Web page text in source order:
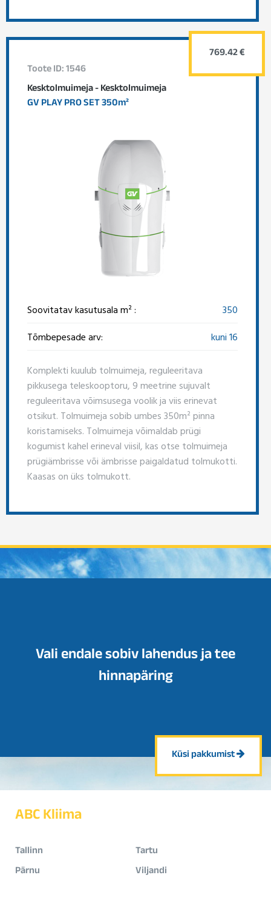
Toote ID: 1546
Kesktolmuimeja - Kesktolmuimeja
GV PLAY PRO SET 350m²
Soovitatav kasutusala m² :
350
Tõmbepesade arv:
kuni 16
Komplekti kuulub tolmuimeja, reguleeritava
pikkusega teleskooptoru, 9 meetrine sujuvalt
reguleeritava võimsusega voolik ja viis erinevat
otsikut. Tolmuimeja sobib umbes 350m² pinna
koristamiseks. Tolmuimeja võimaldab prügi
kogumist kahel erineval viisil, kas otse tolmuimeja
prügiämbrisse või ämbrisse paigaldatud tolmukotti.
Kaasas on üks tolmukott.
769.42 €
Vali endale sobiv lahendus ja tee
hinnapäring
Küsi pakkumist
ABC Kliima
Tallinn
Tartu
Pärnu
Viljandi